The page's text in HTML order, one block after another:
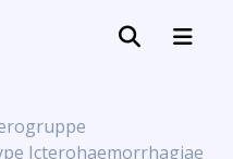
Icterohaemorrhagiae